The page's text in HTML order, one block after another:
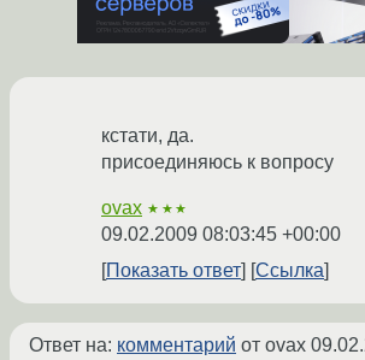
кстати, да.
присоединяюсь к вопросу
ovax ★★★
09.02.2009 08:03:45 +00:00
Показать ответ
Ссылка
Ответ на: комментарий от ovax